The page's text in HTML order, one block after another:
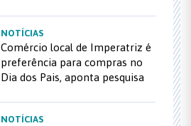
NOTÍCIAS
Comércio local de Imperatriz é
preferência para compras no
Dia dos Pais, aponta pesquisa
NOTÍCIAS